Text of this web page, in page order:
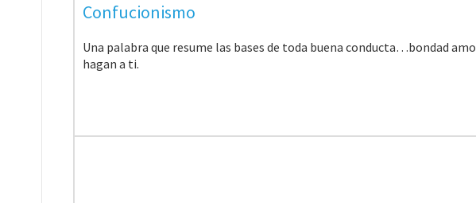
Confucionismo
Una palabra que resume las bases de toda buena conducta…bondad
hagan a ti.